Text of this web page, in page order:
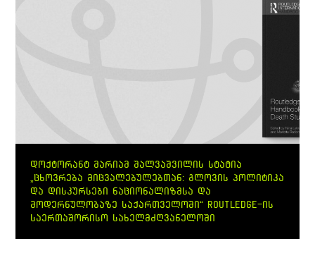
ᲓᲝᲥᲢᲝᲠᲐᲜᲢ ᲛᲐᲠᲘᲐᲛ ᲨᲐᲚᲕᲐᲨᲕᲘᲚᲘᲡ ᲡᲢᲐᲢᲘᲐ
„ᲪᲮᲝᲕᲠᲔᲑᲐ ᲛᲘᲪᲕᲐᲚᲔᲑᲣᲚᲔᲑᲗᲐᲜ: ᲒᲚᲝᲕᲘᲡ ᲞᲝᲚᲘᲢᲘᲙᲐ
ᲓᲐ ᲓᲘᲡᲙᲣᲠᲡᲔᲑᲘ ᲜᲐᲪᲘᲝᲜᲐᲚᲘᲖᲛᲡᲐ ᲓᲐ
ᲛᲝᲓᲔᲠᲜᲣᲚᲝᲑᲐᲖᲔ ᲡᲐᲥᲐᲠᲗᲕᲔᲚᲝᲨᲘ“ ROUTLEDGE-ᲘᲡ
ᲡᲐᲔᲠᲗᲐᲨᲝᲠᲘᲡᲝ ᲡᲐᲮᲔᲚᲛᲫᲦᲕᲐᲜᲔᲚᲝᲨᲘ